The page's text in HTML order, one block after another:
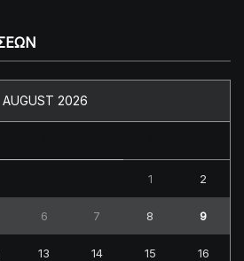
AUGUST 2026
1 2
6 7 8 9
13 14 15 16